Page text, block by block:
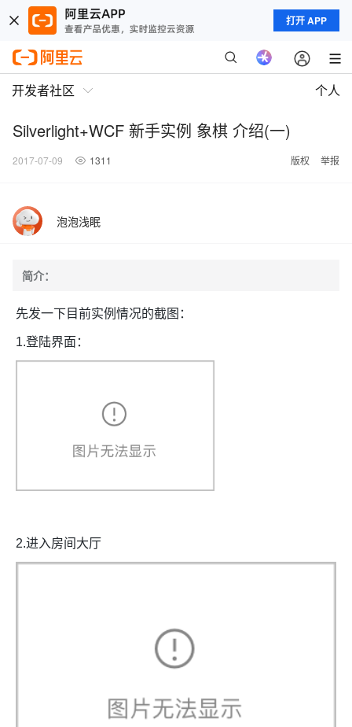
打开 APP
开发者社区 个人
Silverlight+WCF 新手实例 象棋 介绍(一)
2017-07-09 1311 版权 举报
泡泡浅眠
简介：
先发一下目前实例情况的截图：
1.登陆界面：
2.进入房间大厅